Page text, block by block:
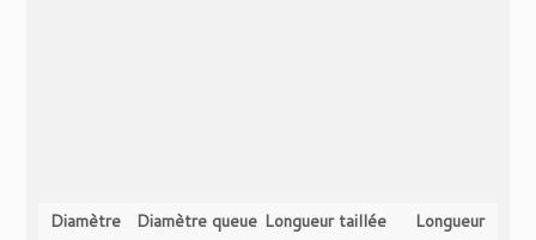
Diamètre
Diamètre queue Longueur taillée
Longueur